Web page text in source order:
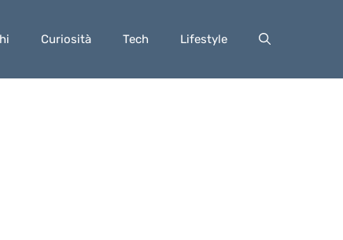
Curiosità Tech Lifestyle